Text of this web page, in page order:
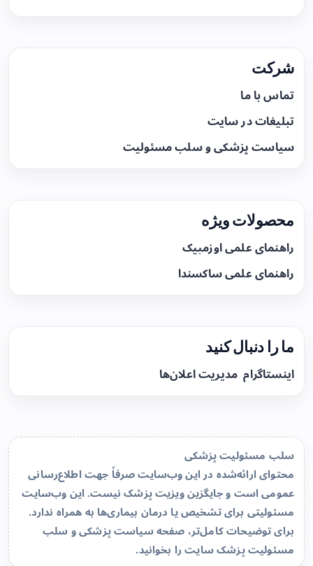
شرکت
تماس با ما
تبلیغات در سایت
سیاست پزشکی و سلب مسئولیت
محصولات ویژه
راهنمای علمی اوزمپیک
راهنمای علمی ساکسندا
ما را دنبال کنید
اینستاگرام مدیریت اعلان‌ها
سلب مسئولیت پزشکی
محتوای ارائه‌شده در این وب‌سایت صرفاً جهت اطلاع‌رسانی
عمومی است و جایگزین ویزیت پزشک نیست. این وب‌سایت
مسئولیتی برای تشخیص یا درمان بیماری‌ها به همراه ندارد.
برای توضیحات کامل‌تر، صفحهسیاست پزشکی و سلب
مسئولیت پزشک سایترا بخوانید.